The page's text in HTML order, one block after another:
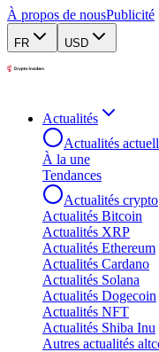
À propos de nousPublicité
FR USD
Actualités
Actualités
À la une
Tendances
Actualités crypto
Actualités Bitcoin
Actualités XRP
Actualités Ethereum
Actualités Cardano
Actualités Solana
Actualités Dogecoin
Actualités NFT
Actualités Shiba Inu
Autres actualités